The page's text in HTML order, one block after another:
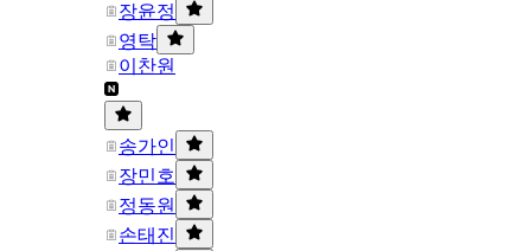
장윤정
영탁
이찬원
송가인
장민호
정동원
손태진